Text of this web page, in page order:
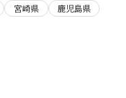
宮崎県
鹿児島県